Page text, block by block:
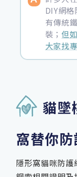
DIY網
有傳統
裝；但
大家找
貓墜
窩替你防
隱形窩貓咪防